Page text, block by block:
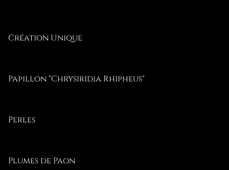
Création Unique
Papillon "Chrysiridia Rhipheus"
Perles
Plumes de Paon